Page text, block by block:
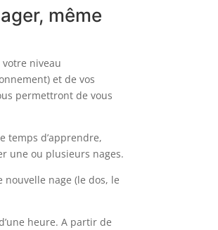
même
niveau
et de vos
permettront de vous
temps d’apprendre,
une ou plusieurs nages.
nouvelle nage (le dos, le
heure. A partir de